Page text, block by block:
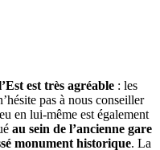
est très agréable : les
pas à nous conseiller
en lui-même est également
au sein de l’ancienne gare
monument historique. La